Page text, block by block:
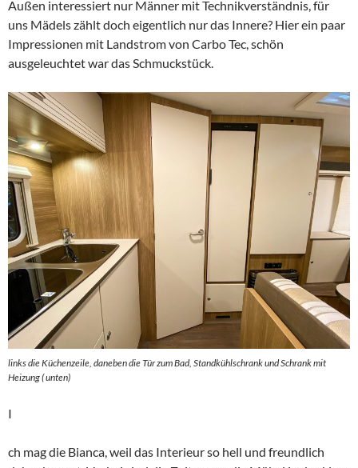
Außen interessiert nur Männer mit Technikverständnis, für
uns Mädels zählt doch eigentlich nur das Innere? Hier ein paar
Impressionen mit Landstrom von Carbo Tec, schön
ausgeleuchtet war das Schmuckstück.
links die Küchenzeile, daneben die Tür zum Bad, Standkühlschrank und Schrank mit
Heizung ( unten)
I
ch mag die Bianca, weil das Interieur so hell und freundlich